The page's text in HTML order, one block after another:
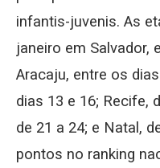
infantis-juvenis. As
janeiro em Salvador,
Aracaju, entre os
dias 13 e 16; Recife,
de 21 a 24; e Natal,
pontos no ranking